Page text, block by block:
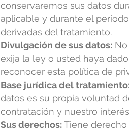
conservaremos sus datos
aplicable y durante el
derivadas del tratamiento.
Divulgación de sus datos:
exija la ley o usted haya
reconocer esta política de
Base jurídica del
datos es su propia voluntad
contratación y nuestro
Sus derechos:Tiene